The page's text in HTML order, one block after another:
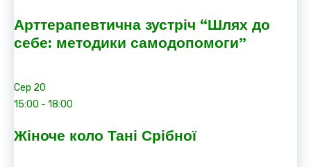
Арттерапевтична зустріч “Шлях до
себе: методики самодопомоги”
Сер 20
15:00 - 18:00
Жіноче коло Тані Срібної